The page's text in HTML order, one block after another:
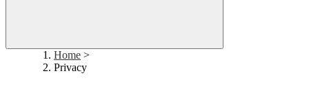
Home >
Privacy